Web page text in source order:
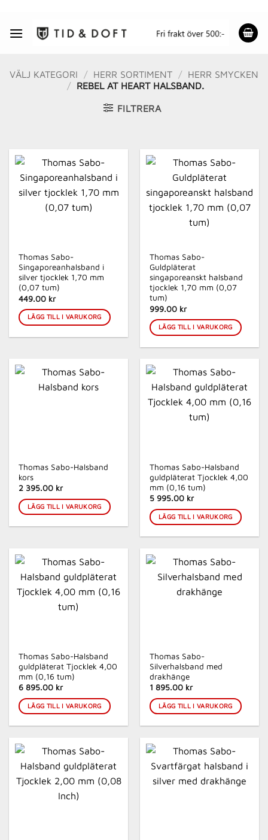
content
VÄLJ KATEGORI / HERR SORTIMENT /
HERR SMYCKEN
/
REBEL AT HEART HALSBAND.
FILTRERA
Thomas Sabo-
Singaporeanhalsband i
silver tjocklek 1,70 mm
(0,07 tum)
449.00 kr
LÄGG TILL I VARUKORG
Thomas Sabo-
Guldpläterat
singaporeanskt halsband
tjocklek 1,70 mm (0,07
tum)
999.00 kr
LÄGG TILL I VARUKORG
Thomas Sabo-Halsband
kors
2 395.00 kr
LÄGG TILL I VARUKORG
Thomas Sabo-Halsband
guldpläterat Tjocklek 4,00
mm (0,16 tum)
5 995.00 kr
LÄGG TILL I VARUKORG
Thomas Sabo-Halsband
guldpläterat Tjocklek 4,00
mm (0,16 tum)
6 895.00 kr
LÄGG TILL I VARUKORG
Thomas Sabo-
Silverhalsband med
drakhänge
1 895.00 kr
LÄGG TILL I VARUKORG